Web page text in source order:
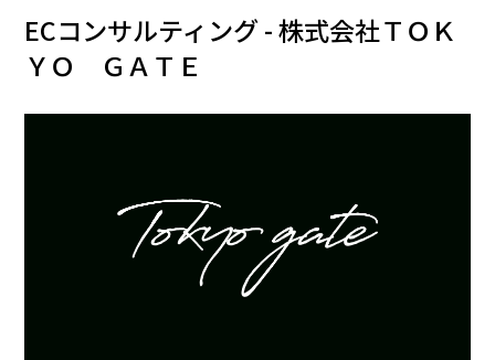
ECコンサルティング - 株式会社ＴＯＫ
ＹＯ ＧＡＴＥ